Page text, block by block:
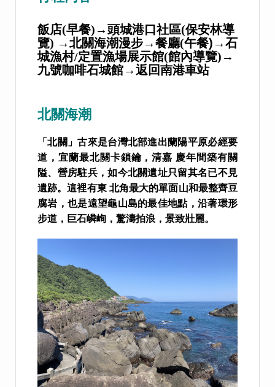
飯店(早餐)→頭城港口社區(保安林導
覽) →北關海潮漫步→餐廳(午餐) →石
城漁村/定置漁場展示館(館內導覽)→
九號咖啡石城館→返回南港車站
北關海潮
「北關」古來是台灣北部進出蘭陽平原必經要
道，宜蘭最北關卡鎖鑰，清嘉 慶年間築有關
隘、營房駐兵，如今北關遺址只留其名已不見
遺跡。這裡有東 北角最大的單面山和最整齊豆
腐岩，也是遠望龜山島的最佳地點，沿著環形
步道，巨石嶙峋，驚濤拍浪，景致壯麗。